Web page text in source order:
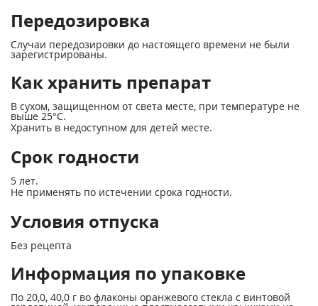
Передозировка
Случаи передозировки до настоящего времени не были
зарегистрированы.
Как хранить препарат
В сухом, защищенном от света месте, при температуре не
выше 25°С.
Хранить в недоступном для детей месте.
Срок годности
5 лет.
Не применять пo истечении срока годности.
Условия отпуска
Без рецепта
Информация по упаковке
По 20,0, 40,0 г во флаконы оранжевого стекла с винтовой